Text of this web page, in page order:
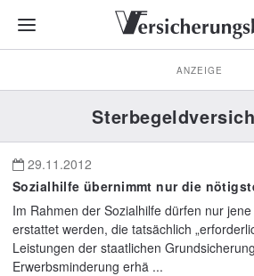
ANZEIGE
29.11.2012
Sozialhilfe übernimmt nur die
Im Rahmen der Sozialhilfe dürfen nur
erstattet werden, die tatsächlich
Leistungen der staatlichen
Erwerbsminderung erhä ...